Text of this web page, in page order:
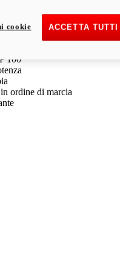
18.890 € i
100
ordine di marcia
ACCETTA
cookie